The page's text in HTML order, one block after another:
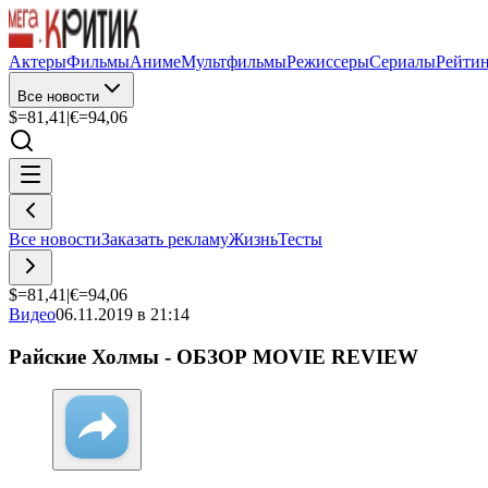
АктерыФильмыАнимеМультфильмыРежиссерыСериалы
Все новости
$=81,41 |€=94,06
Все новостиЗаказать рекламуЖизньТесты
$=81,41 |€=94,06
Видео06.11.2019 в 21:14
Райские Холмы - ОБЗОР MOVIE REVIEW